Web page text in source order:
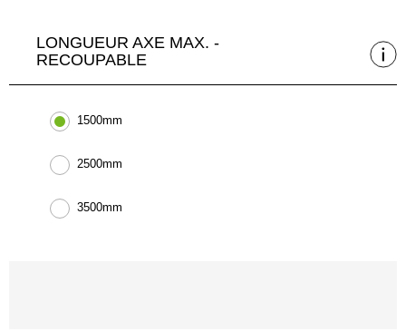
LONGUEUR AXE MAX. -
RECOUPABLE
1500mm
2500mm
3500mm